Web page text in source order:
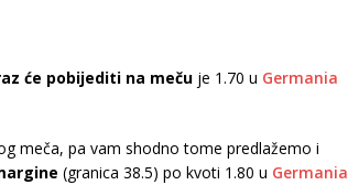
će pobijediti na meču je 1.70 u Germania
meča, pa vam shodno tome predlažemo i
(granica 38.5) po kvoti 1.80 u Germania